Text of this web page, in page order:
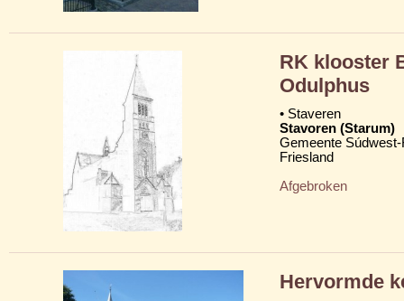
RK klooster
Odulphus
• Staveren
Stavoren (Starum)
Gemeente
Friesland
Afgebroken
Hervormde